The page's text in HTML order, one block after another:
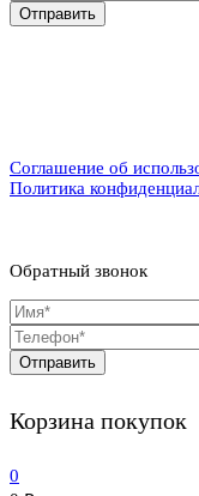
Соглашение об
Политика
Обратный звонок
Корзина покупок
0